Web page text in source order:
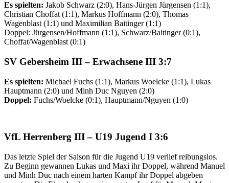
Es spielten: Jakob Schwarz (2:0), Hans-Jürgen Jürgensen (1:1),
Christian Choffat (1:1), Markus Hoffmann (2:0), Thomas
Wagenblast (1:1) und Maximilian Baitinger (1:1)
Doppel: Jürgensen/Hoffmann (1:1), Schwarz/Baitinger (0:1),
Choffat/Wagenblast (0:1)
SV Gebersheim III– Erwachsene III 3:7
Es spielten: Michael Fuchs (1:1), Markus Woelcke (1:1), Lukas
Hauptmann (2:0) und Minh Duc Nguyen (2:0)
Doppel: Fuchs/Woelcke (0:1), Hauptmann/Nguyen (1:0)
VfL Herrenberg III– U19 Jugend I 3:6
Das letzte Spiel der Saison für die Jugend U19 verlief reibungslos.
Zu Beginn gewannen Lukas und Maxi ihr Doppel, während Manuel
und Minh Duc nach einem harten Kampf ihr Doppel abgeben